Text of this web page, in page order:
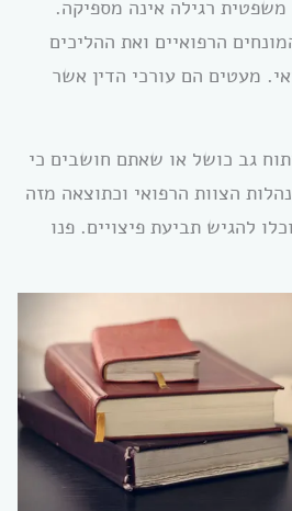
רגילה אינה מספיקה.
הרפואיים ואת ההליכים
מעטים הם עורכי הדין אשר
גב כושל או שאתם חושבים כי
הצוות הרפואי וכתוצאה מזה
להגיש תביעת פיצויים. פנו